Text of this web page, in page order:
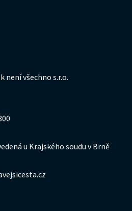
není všechno s.r.o.
u Krajského soudu v Brně